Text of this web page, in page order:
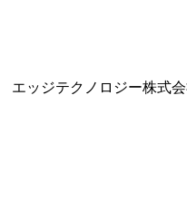
エッジテクノロジー株式